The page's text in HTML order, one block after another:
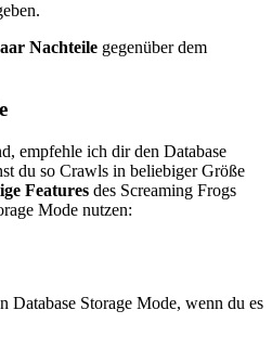
Nachteile gegenüber dem
empfehle ich dir den Database
du so Crawls in beliebiger Größe
Features des Screaming Frogs
Mode nutzen:
Database Storage Mode, wenn du es